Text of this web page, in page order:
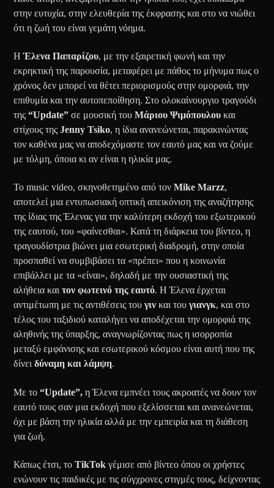
στην ευτυχία, στην ελευθερία της έκφρασης και στο να νιώθει
ότι η ζωή του είναι γεμάτη νόημα.
ΗΈλενα Παπαρίζου, με την εξαιρετική φωνή και την
εκρηκτική της παρουσία, μεταφέρει με πάθος το μήνυμα πως ο
χρόνος δεν μπορεί να θέτει περιορισμούς στην ομορφιά, την
επιθυμία και την αυτοπεποίθηση. Στο ολοκαίνουργιο τραγούδι
της“Update” σε μουσική τουΜάριου Ψιμόπουλου και
στίχους τηςJenny Tsiko, η ίδια ανανεώνεται, παρακινώντας
τον καθένα μας να αποδεχόμαστε τον εαυτό μας και να ζούμε
με τόλμη, όποια κι αν είναι η ηλικία μας.
Το music video, σκηνοθετημένο από τονMike Marzz,
αποτελεί μια εντυπωσιακή οπτική απεικόνιση της αναζήτησης
της ίδιας της Έλενας για την καλύτερη εκδοχή του εξωτερικού
της εαυτού, του «φαίνεσθαι». Κατά τη διάρκεια του βίντεο, η
τραγουδίστρια βιώνει μια εσωτερική διαδρομή, στην οποία
προσπαθεί να συμβιβάσει τα «πρέπει» που η κοινωνία
επιβάλλει με τα «είναι», δηλαδή με την ουσιαστική της
αλήθεια καιτον φωτεινό της εαυτό. Η Έλενα έρχεται
αντιμέτωπη με τις αντιθέσεις τουγιν και τουγιανγκ, και στο
τέλος του ταξιδιού καταλήγει να αποδέχεται την ομορφιά της
αληθινής της ύπαρξης, αναγνωρίζοντας πως η ισορροπία
μεταξύ εμφάνισης και εσωτερικού κόσμου είναι αυτή που της
δίνειδύναμη και λάμψη.
Με το“Update”, η Έλενα εμπνέει τους ακροατές να δουν τον
εαυτό τους σαν μια εκδοχή που εξελίσσεται και ανανεώνεται,
όχι με βάση την ηλικία αλλά με την εμπειρία και τη διάθεση
για ζωή.
Κάπως έτσι, τοTikTok γέμισε από βίντεο όπου οι χρήστες
ενώνουν τις παιδικές με τις σύγχρονες στιγμές τους, δείχνοντας